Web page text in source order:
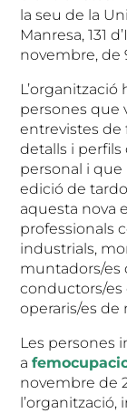
la seu de la
Manresa, 131
novembre, de
persones que
entrevistes de
detalls i
personal i
edició de
aquesta nova
professionals
industrials,
muntadors/es
conductors/es
operaris/es de
Les persones
a
novembre de
l’organització,